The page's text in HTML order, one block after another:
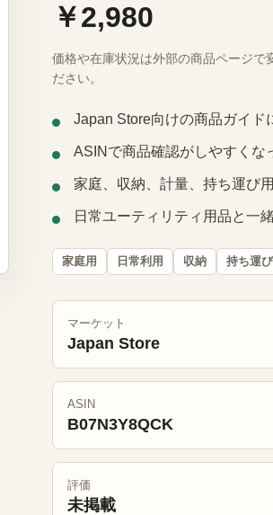
￥2,980
価格や在庫状況は外部の商品ページ
ださい。
Japan Store向けの商品ガイド
ASINで商品確認がしやすくな
家庭、収納、計量、持ち運び
日常ユーティリティ用品と一
家庭用 日常利用 収納 持ち運び
マーケット
Japan Store
ASIN
B07N3Y8QCK
評価
未掲載